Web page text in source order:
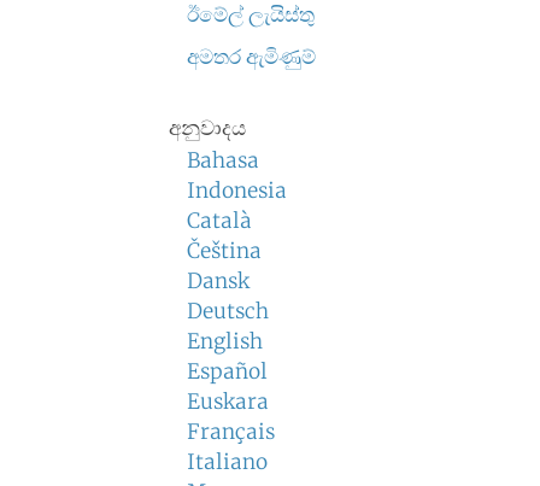
ඊමේල් ලැයිස්තු
අමතර ඇමිණුම්
අනුවාදය
Bahasa
Indonesia
Català
Čeština
Dansk
Deutsch
English
Español
Euskara
Français
Italiano